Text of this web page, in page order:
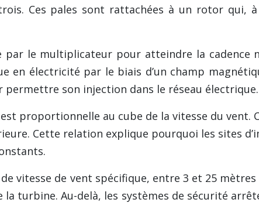
Ces pales sont rattachées à un rotor qui,
le multiplicateur pour atteindre la cadence
en électricité par le biais d’un champ
son injection dans le réseau électrique.
proportionnelle au cube de la vitesse du vent.
Cette relation explique pourquoi les sites
vitesse de vent spécifique, entre 3 et 25 mètres
turbine. Au-delà, les systèmes de sécurité